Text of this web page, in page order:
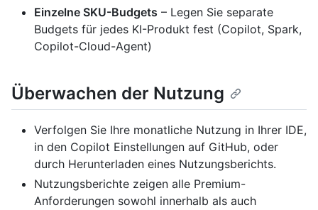
Einzelne SKU-Budgets – Legen Sie separate
Budgets für jedes KI-Produkt fest (Copilot, Spark,
Copilot-Cloud-Agent)
Überwachen der Nutzung
Verfolgen Sie Ihre monatliche Nutzung in Ihrer IDE,
in den Copilot Einstellungen auf GitHub, oder
durch Herunterladen eines Nutzungsberichts.
Nutzungsberichte zeigen alle Premium-
Anforderungen sowohl innerhalb als auch